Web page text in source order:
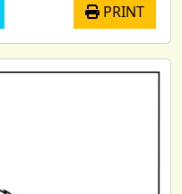
PRINT